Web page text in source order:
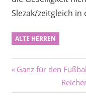
Slezak/zeitgleich in
ALTE HERREN
Vorheriger
Ganz für den